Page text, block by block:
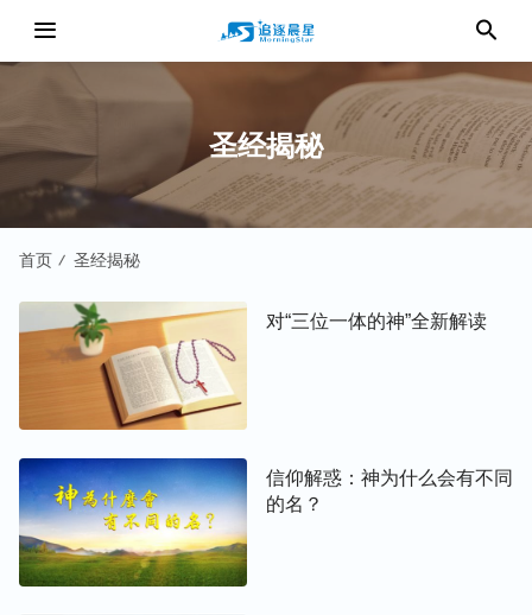
圣经揭秘
首页 / 圣经揭秘
对“三位一体的神”全新解读
信仰解惑：神为什么会有不同
的名？